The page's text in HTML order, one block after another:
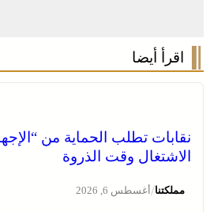
اقرأ أيضا
نقابات تطلب الحماية من
الاشتغال وقت الذروة
مملكتنا/أغسطس 6, 2026